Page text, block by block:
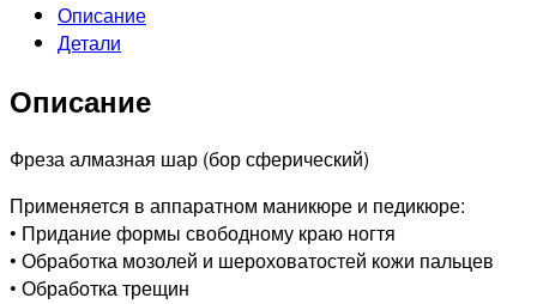
Описание
Детали
Описание
Фреза алмазная шар (бор сферический)
Применяется в аппаратном маникюре и педикюре:
• Придание формы свободному краю ногтя
• Обработка мозолей и шероховатостей кожи пальцев
• Обработка трещин